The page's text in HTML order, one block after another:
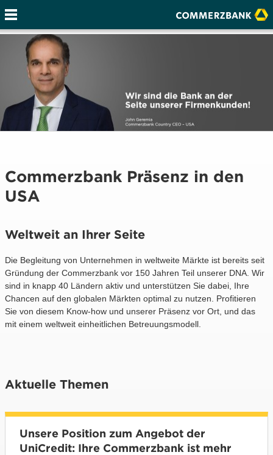
Commerzbank Präsenz in den
USA
Weltweit an Ihrer Seite
Die Begleitung von Unternehmen in weltweite Märkte ist bereits seit
Gründung der Commerzbank vor 150 Jahren Teil unserer DNA. Wir
sind in knapp 40 Ländern aktiv und unterstützen Sie dabei, Ihre
Chancen auf den globalen Märkten optimal zu nutzen. Profitieren
Sie von diesem Know-how und unserer Präsenz vor Ort, und das
mit einem weltweit einheitlichen Betreuungsmodell.
Aktuelle Themen
Unsere Position zum Angebot der
UniCredit: Ihre Commerzbank ist mehr